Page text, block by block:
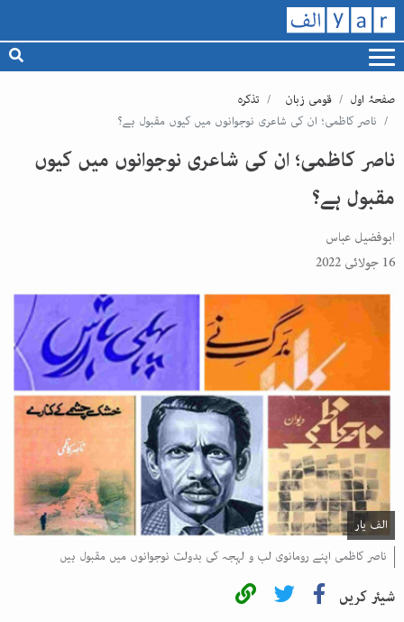
صفحۂ اول قومی زبان
تذکرہ
ناصر کاظمی؛ ان کی شاعری نوجوانوں میں کیوں مقبول ہے؟
ناصر کاظمی؛ ان کی شاعری نوجوانوں میں کیوں
مقبول ہے؟
ابوفضیل عباس
16 جولائی 2022
الف یار
ناصر کاظمی اپنے رومانوی لب و لہجہ کی بدولت نوجوانوں میں مقبول ہیں
شیئر کریں